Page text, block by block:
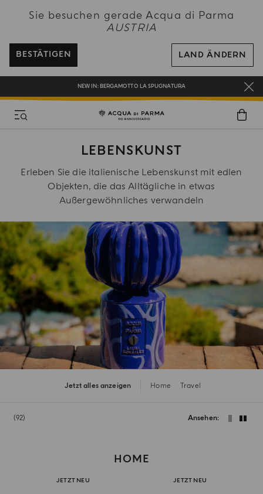
Sie besuchen gerade Acqua di Parma
AUSTRIA
BESTÄTIGEN LAND ÄNDERN
EIN GESCHENK FÜR SIE AUF ALLE BESTELLUNGEN ÜBER 180€
NEW IN: BERGAMOTTO LA SPUGNATURA
BEI ALLEN BESTELLUNGEN ÜBER 120€ ERHALTEN SIE EINE KOSTENLOSE
LIEFERUNG
NEW IN:BERGAMOTTO LA SPUGNATURA
LEBENSKUNST
Erleben Sie die italienische Lebenskunst mit edlen
Objekten, die das Alltägliche in etwas
Außergewöhnliches verwandeln
Jetzt alles anzeigen Home Travel
92 Ansehen
HOME
JETZT NEU JETZT NEU